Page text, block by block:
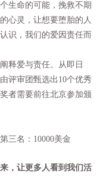
生命的可能，挽救不期
心灵，让想要堕胎的人
识，我们的爱因责任而
释爱与责任。从即日
评审团甄选出10个优秀
者需要前往北京参加颁
三名：10000美金
，让更多人看到我们活